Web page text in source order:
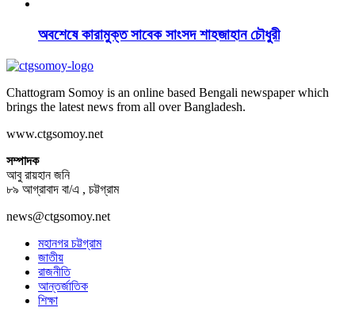
অবশেষে কারামুক্ত সাবেক সাংসদ শাহজাহান চৌধুরী
Chattogram Somoy is an online based Bengali newspaper which
brings the latest news from all over Bangladesh.
www.ctgsomoy.net
সম্পাদক
আবু রায়হান জনি
৮৯ আগ্রাবাদ বা/এ , চট্টগ্রাম
news@ctgsomoy.net
মহানগর চট্টগ্রাম
জাতীয়
রাজনীতি
আন্তর্জাতিক
শিক্ষা